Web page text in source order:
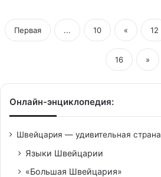
Первая ... 10 « 12
16 »
Онлайн-энциклопедия:
Швейцария — удивительная страна
Языки Швейцарии
«Большая Швейцария»